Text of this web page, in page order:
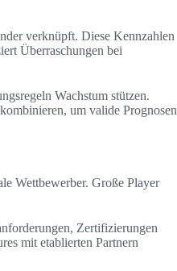
verknüpft. Diese Kennzahlen
Überraschungen bei
Wachstum stützen.
um valide Prognosen
Wettbewerber. Große Player
Zertifizierungen
mit etablierten Partnern